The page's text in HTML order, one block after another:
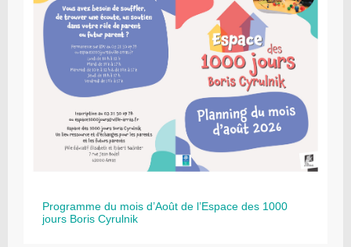
Programme du mois d’Août de l’Espace des 1000
jours Boris Cyrulnik